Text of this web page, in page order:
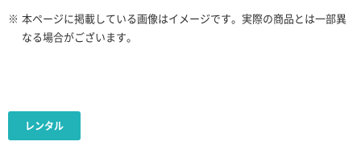
※ 本ページに掲載している画像はイメージです。実際の商品とは一部異
なる場合がございます。